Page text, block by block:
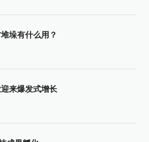
垛有什么用？
来爆发式增长